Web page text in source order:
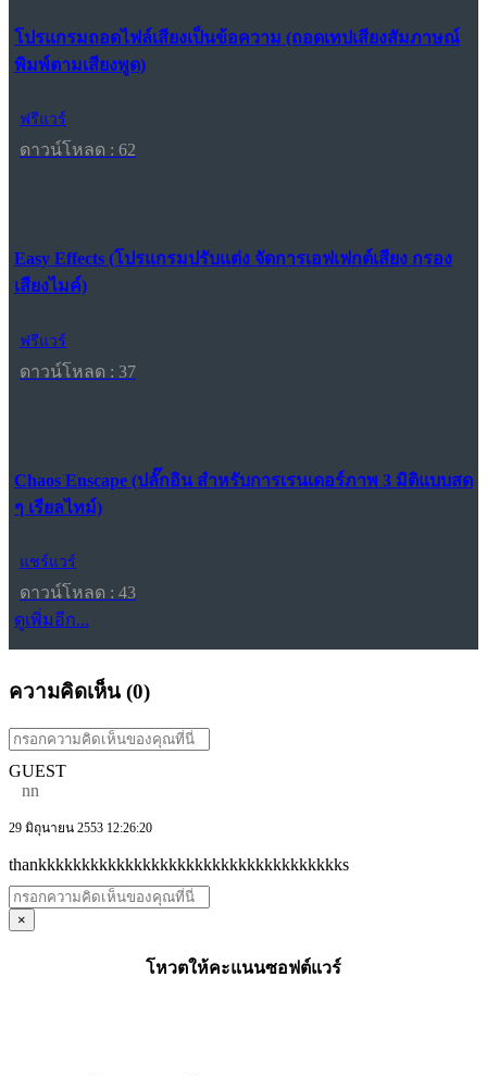
โปรแกรมถอดไฟล์เสียงเป็นข้อความ (ถอดเทปเสียงสัมภาษณ์
พิมพ์ตามเสียงพูด)
ฟรีแวร์
ดาวน์โหลด : 62
Easy Effects (โปรแกรมปรับแต่ง จัดการเอฟเฟกต์เสียง กรอง
เสียงไมค์)
ฟรีแวร์
ดาวน์โหลด : 37
Chaos Enscape (ปลั๊กอิน สำหรับการเรนเดอร์ภาพ 3 มิติแบบสด
ๆ เรียลไทม์)
แชร์แวร์
ดาวน์โหลด : 43
ดูเพิ่มอีก...
ความคิดเห็น (0)
GUEST
nn
29 มิถุนายน 2553 12:26:20
thankkkkkkkkkkkkkkkkkkkkkkkkkkkkkkkkkkks
×
โหวตให้คะแนนซอฟต์แวร์